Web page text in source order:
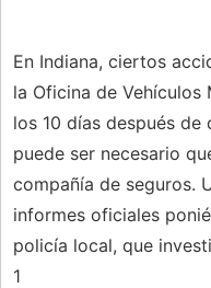
En Indiana, ciertos
la Oficina de
los 10 días después de
puede ser necesario
compañía de seguros.
informes oficiales
policía local, que
1